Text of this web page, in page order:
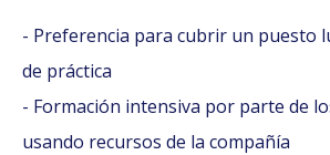
- Preferencia para cubrir un puesto
de práctica
- Formación intensiva por parte de
usando recursos de la compañía